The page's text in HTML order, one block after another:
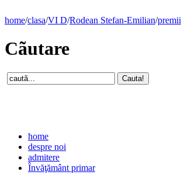
home/clasa/VI D/Rodean Stefan-Emilian/premii
Cãutare
home
despre noi
admitere
Învăţământ primar